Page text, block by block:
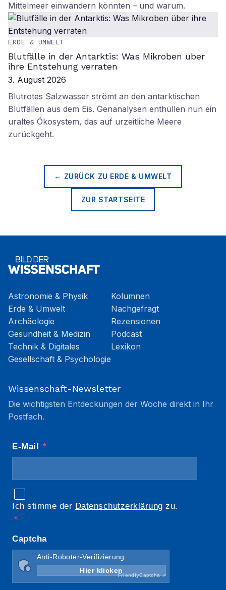
Mittelmeer einwandern könnten – und warum.
ERDE & UMWELT
Blutfälle in der Antarktis: Was Mikroben über
ihre Entstehung verraten
3. August 2026
Blutrotes Salzwasser strömt an den antarktischen
Blutfällen aus dem Eis. Genanalysen enthüllen nun ein
uraltes Ökosystem, das auf urzeitliche Meere
zurückgeht.
← ZURÜCK ZU ERDE & UMWELT
ZUR STARTSEITE
Astronomie & Physik
Erde & Umwelt
Archäologie
Gesundheit & Medizin
Technik & Digitales
Gesellschaft & Psychologie
Kolumnen
Nachgefragt
Rezensionen
Podcast
Lexikon
Wissenschaft-Newsletter
Die wichtigsten Entdeckungen der Woche direkt in Ihr
Postfach.